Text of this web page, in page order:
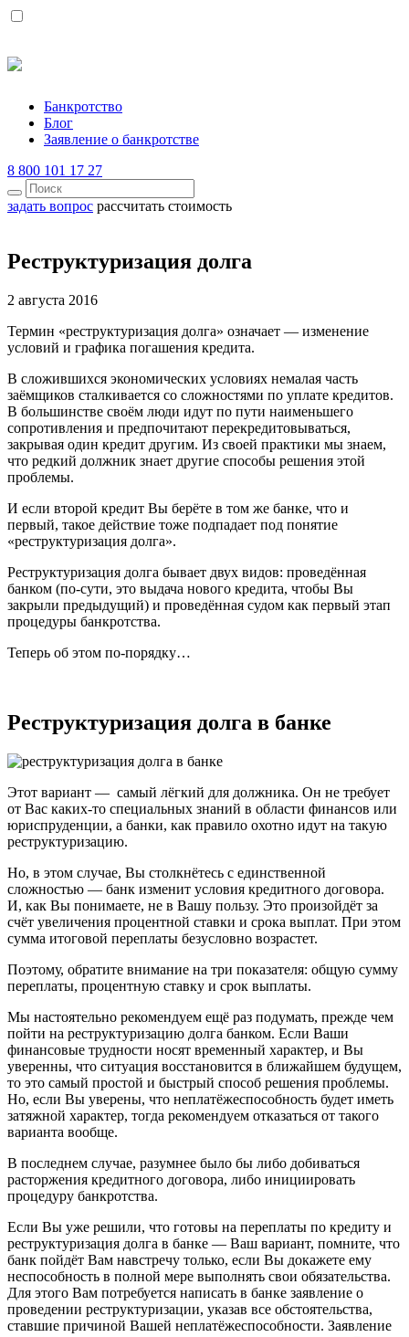
Банкротство
Блог
Заявление о банкротстве
8 800 101 17 27
задать вопрос рассчитать стоимость
Реструктуризация долга
2 августа 2016
Термин «реструктуризация долга» означает — изменение
условий и графика погашения кредита.
В сложившихся экономических условиях немалая часть
заёмщиков сталкивается со сложностями по уплате кредитов.
В большинстве своём люди идут по пути наименьшего
сопротивления и предпочитают перекредитовываться,
закрывая один кредит другим. Из своей практики мы знаем,
что редкий должник знает другие способы решения этой
проблемы.
И если второй кредит Вы берёте в том же банке, что и
первый, такое действие тоже подпадает под понятие
«реструктуризация долга».
Реструктуризация долга бывает двух видов: проведённая
банком (по-сути, это выдача нового кредита, чтобы Вы
закрыли предыдущий) и проведённая судом как первый этап
процедуры банкротства.
Теперь об этом по-порядку…
Реструктуризация долга в банке
Этот вариант — самый лёгкий для должника. Он не требует
от Вас каких-то специальных знаний в области финансов или
юриспруденции, а банки, как правило охотно идут на такую
реструктуризацию.
Но, в этом случае, Вы столкнётесь с единственной
сложностью — банк изменит условия кредитного договора.
И, как Вы понимаете, не в Вашу пользу. Это произойдёт за
счёт увеличения процентной ставки и срока выплат. При этом
сумма итоговой переплаты безусловно возрастет.
Поэтому, обратите внимание на три показателя: общую сумму
переплаты, процентную ставку и срок выплаты.
Мы настоятельно рекомендуем ещё раз подумать, прежде чем
пойти на реструктуризацию долга банком. Если Ваши
финансовые трудности носят временный характер, и Вы
уверенны, что ситуация восстановится в ближайшем будущем,
то это самый простой и быстрый способ решения проблемы.
Но, если Вы уверены, что неплатёжеспособность будет иметь
затяжной характер, тогда рекомендуем отказаться от такого
варианта вообще.
В последнем случае, разумнее было бы либо добиваться
расторжения кредитного договора, либо инициировать
процедуру банкротства.
Если Вы уже решили, что готовы на переплаты по кредиту и
реструктуризация долга в банке — Ваш вариант, помните, что
банк пойдёт Вам навстречу только, если Вы докажете ему
неспособность в полной мере выполнять свои обязательства.
Для этого Вам потребуется написать в банке заявление о
проведении реструктуризации, указав все обстоятельства,
ставшие причиной Вашей неплатёжеспособности. Заявление